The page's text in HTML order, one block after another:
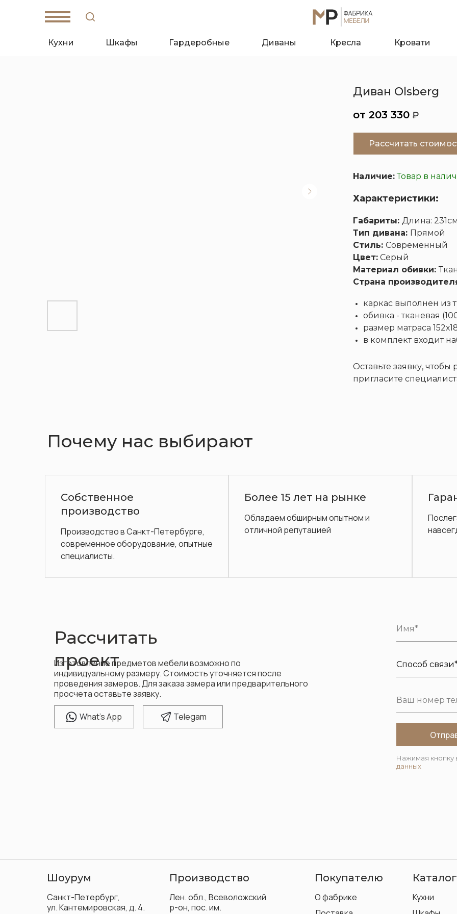
Кухни Кровати
Кухни Шкафы Гардеробные Диваны
Диваны
Кресла Кровати
Диван Olsberg
203 330 ₽
Рассчитать
Наличие: Товар в
Характеристики:
Габариты: Длина:
Тип дивана: Прямой
Стиль: Современный
Цвет: Серый
Материал обивки:
Страна
каркас выполнен из
обивка - тканевая
размер матраса
в комплект входит
Оставьте заявку, чтобы
пригласите
Почему нас выбирают
Более 15 лет на рынке
Обладаем обширным опытном и
отличной репутацией
Гарантия до 3 лет
Послегарантийное обслуживание
навсегда.
в
What's App Telegam
Рассчитать
проект
Изготовление предметов мебели возможно по
индивидуальному размеру. Стоимость уточняется после
проведения замеров. Для заказа замера или предварительного
просчета оставьте заявку.
Нажимая кнопку
данных
Санкт-Петербург,
ул. Кантемировская, д. 4.
О фабрике
Производство
Шоурум Покупателю Каталог
Кухни
Лен. обл., Всеволожский
р-он, пос. им.